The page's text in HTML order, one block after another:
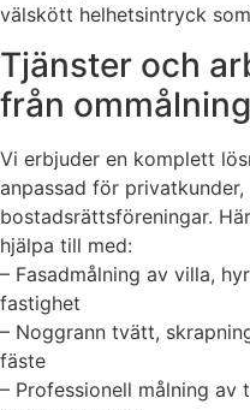
välskött helhetsintryck
Tjänster och
från
Vi erbjuder en komplett
anpassad för
bostadsrättsföreningar.
hjälpa till med:
– Fasadmålning av villa,
fastighet
– Noggrann tvätt,
fäste
– Professionell målning av